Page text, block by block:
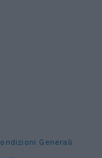
Generali